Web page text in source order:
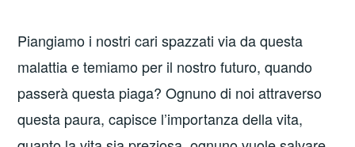
Piangiamo i nostri cari spazzati via da questa
malattia e temiamo per il nostro futuro, quando
passerà questa piaga? Ognuno di noi attraverso
questa paura, capisce l’importanza della vita,